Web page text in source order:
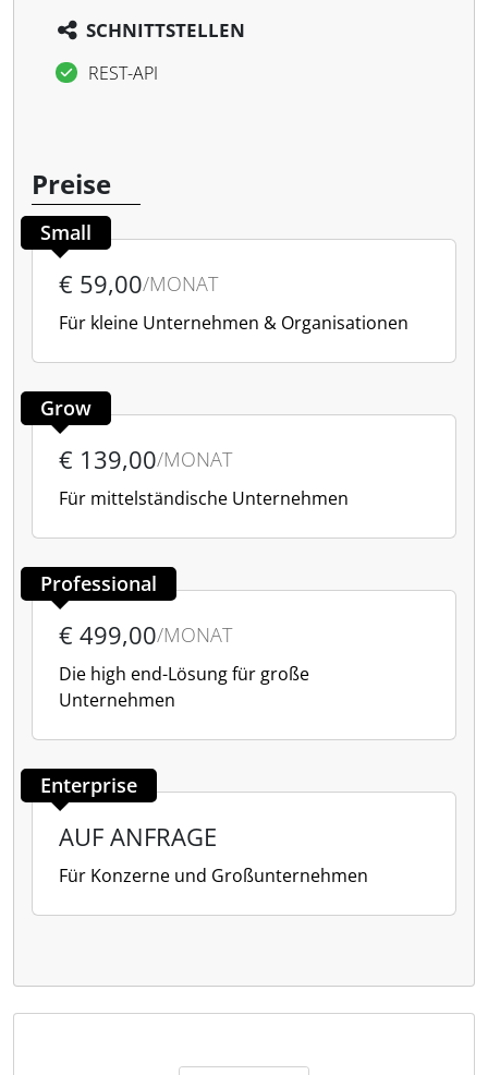
SCHNITTSTELLEN
REST-API
Preise
Small
€ 59,00/MONAT
Für kleine Unternehmen & Organisationen
Grow
€ 139,00/MONAT
Für mittelständische Unternehmen
Professional
€ 499,00/MONAT
Die high end-Lösung für große
Unternehmen
Enterprise
AUF ANFRAGE
Für Konzerne und Großunternehmen